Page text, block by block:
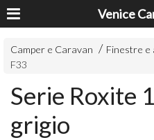
Venice
Camper e Caravan Finestre e
F33
Serie Roxite
grigio